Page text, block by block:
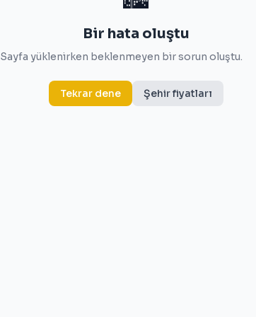
Bir hata oluştu
Sayfa yüklenirken beklenmeyen bir sorun oluştu.
Tekrar dene Şehir fiyatları